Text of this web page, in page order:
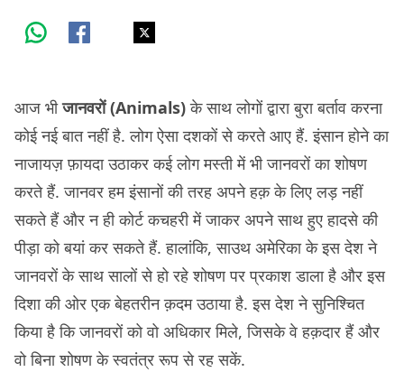
आज भीजानवरों (Animals)के साथ लोगों द्वारा बुरा बर्ताव करना
कोई नई बात नहीं है. लोग ऐसा दशकों से करते आए हैं. इंसान होने का
नाजायज़ फ़ायदा उठाकर कई लोग मस्ती में भी जानवरों का शोषण
करते हैं. जानवर हम इंसानों की तरह अपने हक़ के लिए लड़ नहीं
सकते हैं और न ही कोर्ट कचहरी में जाकर अपने साथ हुए हादसे की
पीड़ा को बयां कर सकते हैं. हालांकि, साउथ अमेरिका के इस देश ने
जानवरों के साथ सालों से हो रहे शोषण पर प्रकाश डाला है और इस
दिशा की ओर एक बेहतरीन क़दम उठाया है. इस देश ने सुनिश्चित
किया है कि जानवरों को वो अधिकार मिले, जिसके वे हक़दार हैं और
वो बिना शोषण के स्वतंत्र रूप से रह सकें.